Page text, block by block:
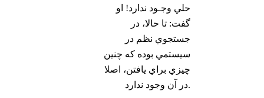
حلي وجـود ندارد! او
گفت: تا حالا، در
جستجوي نظم در
سيستمي بوده كه چنين
چيزي براي يافتن، اصلا
در آن وجود ندارد.